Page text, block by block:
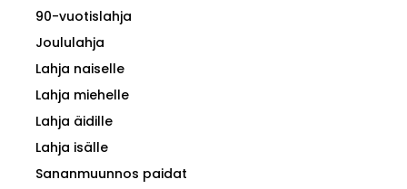
90-vuotislahja
Joululahja
Lahja naiselle
Lahja miehelle
Lahja äidille
Lahja isälle
Sananmuunnos paidat